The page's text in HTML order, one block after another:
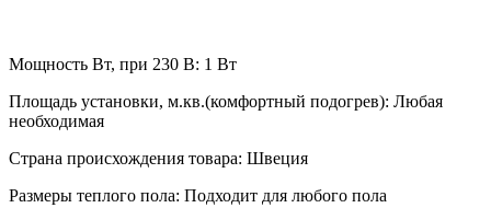
Мощность Вт, при 230 В: 1 Вт
Площадь установки, м.кв.(комфортный подогрев): Любая
необходимая
Страна происхождения товара: Швеция
Размеры теплого пола: Подходит для любого пола